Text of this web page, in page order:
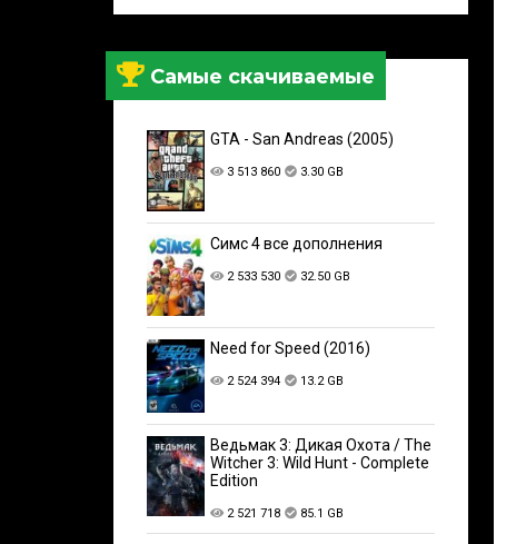
Самые скачиваемые
GTA - San Andreas (2005)
3 513 860 3.30 GB
Симс 4 все дополнения
2 533 530 32.50 GB
Need for Speed (2016)
2 524 394 13.2 GB
Ведьмак 3: Дикая Охота / The
Witcher 3: Wild Hunt - Complete
Edition
2 521 718 85.1 GB